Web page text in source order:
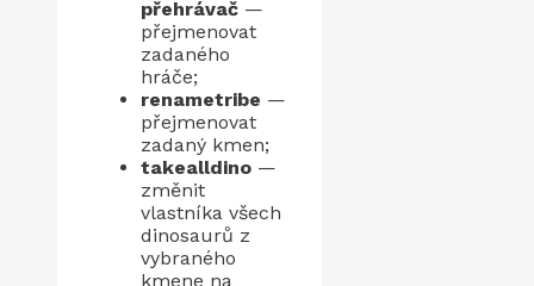
přehrávač —
přejmenovat
zadaného
hráče;
renametribe —
přejmenovat
zadaný kmen;
takealldino —
změnit
vlastníka všech
dinosaurů z
vybraného
kmene na